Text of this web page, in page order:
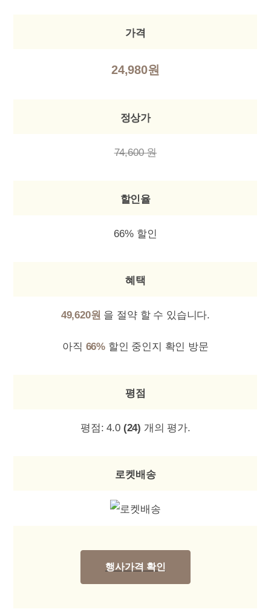
가격
24,980원
정상가
74,600 원
할인율
66% 할인
혜택
49,620원 을 절약 할 수 있습니다.
아직 66% 할인 중인지 확인 방문
평점
평점:4.0 (24) 개의 평가.
로켓배송
행사가격 확인